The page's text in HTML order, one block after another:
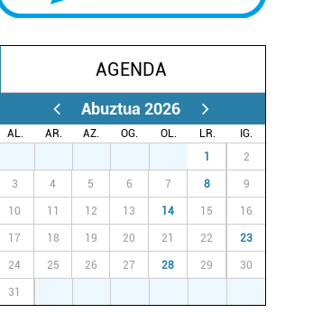
AGENDA
Abuztua 2026
AL. AR. AZ. OG. OL. LR.
IG.
1 2
3 4 5 6 7 8 9
10 11 12 13 14 15 16
17 18 19 20 21 22 23
24 25 26 27 28 29 30
31